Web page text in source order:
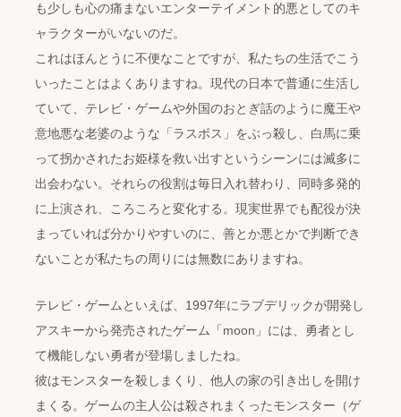
も少しも心の痛まないエンターテイメント的悪としてのキ
ャラクターがいないのだ。
これはほんとうに不便なことですが、私たちの生活でこう
いったことはよくありますね。現代の日本で普通に生活し
ていて、テレビ・ゲームや外国のおとぎ話のように魔王や
意地悪な老婆のような「ラスボス」をぶっ殺し、白馬に乗
って拐かされたお姫様を救い出すというシーンには滅多に
出会わない。それらの役割は毎日入れ替わり、同時多発的
に上演され、ころころと変化する。現実世界でも配役が決
まっていれば分かりやすいのに、善とか悪とかで判断でき
ないことが私たちの周りには無数にありますね。
テレビ・ゲームといえば、1997年にラブデリックが開発し
アスキーから発売されたゲーム「moon」には、勇者とし
て機能しない勇者が登場しましたね。
彼はモンスターを殺しまくり、他人の家の引き出しを開け
まくる。ゲームの主人公は殺されまくったモンスター（ゲ